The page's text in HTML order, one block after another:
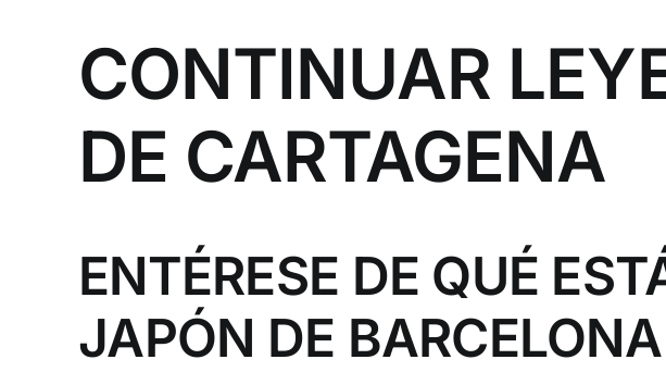
CONTINUAR
DE CARTAGENA
ENTÉRESE DE QUÉ
JAPÓN DE BARCELONA